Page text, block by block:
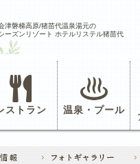
津磐梯高原/猪苗代温泉湯元の
ーズンリゾート ホテルリステル猪苗代
ストラン 温泉・プール